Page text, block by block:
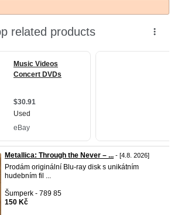
Metallica: Through the Never – ... - [4.8. 2026]
Prodám originální Blu-ray disk s unikátním
hudebním fil ...
Šumperk - 789 85
150 Kč